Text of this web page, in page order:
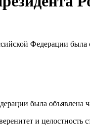
Федерации
была объявлена
и